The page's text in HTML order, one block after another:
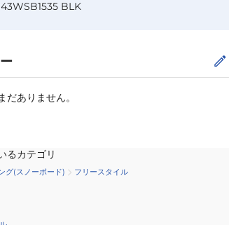
BLK
ありません。
るカテゴリ
グ(スノーボード) フリースタイル